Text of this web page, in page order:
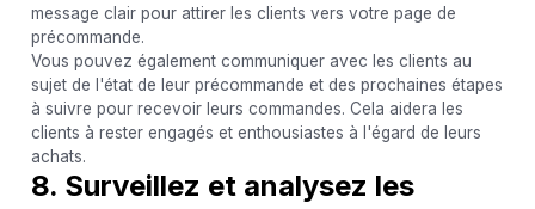
message clair pour attirer les clients vers votre page de
précommande.
Vous pouvez également communiquer avec les clients au
sujet de l'état de leur précommande et des prochaines étapes
à suivre pour recevoir leurs commandes. Cela aidera les
clients à rester engagés et enthousiastes à l'égard de leurs
achats.
8. Surveillez et analysez les